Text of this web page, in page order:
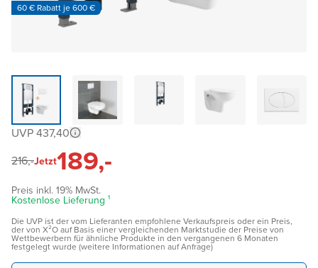
60 € Rabatt je 600 €
UVP 437,40
216,-Jetzt189,-
Preis inkl. 19% MwSt.
Kostenlose Lieferung ¹
Die UVP ist der vom Lieferanten empfohlene Verkaufspreis oder ein Preis,
der von X²O auf Basis einer vergleichenden Marktstudie der Preise von
Wettbewerbern für ähnliche Produkte in den vergangenen 6 Monaten
festgelegt wurde (weitere Informationen auf Anfrage)